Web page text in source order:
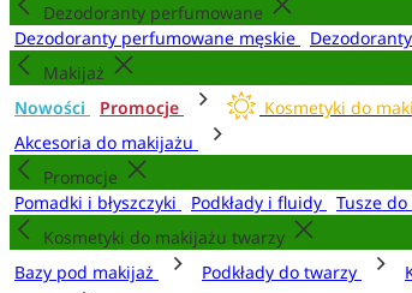
Dezodoranty perfumowane
Dezodoranty perfumowane męskie
Makijaż
Nowości
Promocje Kosmetyki do
Akcesoria do makijażu
Promocje
Pomadki i błyszczyki
Podkłady i fluidy Tusze
Kosmetyki do makijażu twarzy
Bazy pod makijaż
Podkłady do twarzy